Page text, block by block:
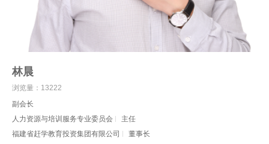
林晨
浏览量：13222
副会长
人力资源与培训服务专业委员会
主任
福建省赶学教育投资集团有限公司
董事长